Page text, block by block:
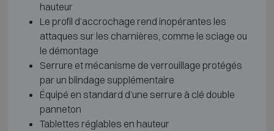
hauteur
Le profil d’accrochage rend inopérantes les
attaques sur les charnières, comme le sciage ou
le démontage
Serrure et mécanisme de verrouillage protégés
par un blindage supplémentaire
Équipé en standard d’une serrure à clé double
panneton
Tablettes réglables en hauteur